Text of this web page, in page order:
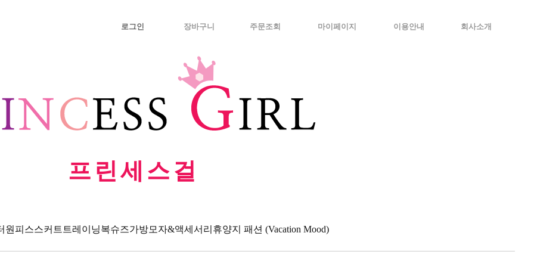
로그인 장바구니 주문조회 마이페이지 이용안내 회사소개
프린세스걸
원피스스커트 트레이닝복슈즈가방모자&액세서리 휴양지 패션 (Vacation Mood)